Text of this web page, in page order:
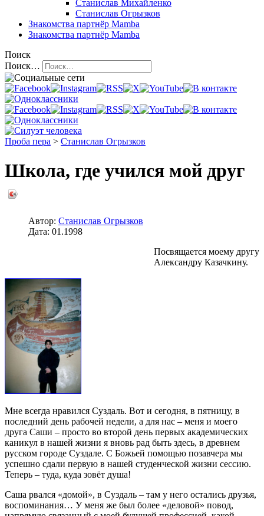
Станислав Михайленко
Станислав Огрызков
Знакомства партнёр Mamba
Знакомства партнёр Mamba
Поиск
Поиск…
Проба пера > Станислав Огрызков
Школа, где учился мой друг
Автор: Станислав Огрызков
Дата: 01.1998
Посвящается моему другу
Александру Казачкину.
Мне всегда нравился Суздаль. Вот и сегодня, в пятницу, в
последний день рабочей недели, а для нас – меня и моего
друга Саши – просто во второй день первых академических
каникул в нашей жизни я вновь рад быть здесь, в древнем
русском городе Суздале. С Божьей помощью позавчера мы
успешно сдали первую в нашей студенческой жизни сессию.
Теперь – туда, куда зовёт душа!
Саша рвался «домой», в Суздаль – там у него остались друзья,
воспоминания… У меня же был более «деловой» повод,